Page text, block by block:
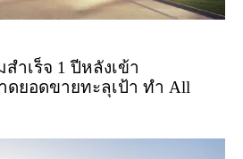
ำเร็จ 1 ปีหลังเข้า
ยอดขายทะลุเป้า ทำ All